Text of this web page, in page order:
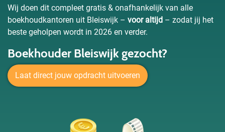
Wij doen dit compleet gratis & onafhankelijk van alle
boekhoudkantoren uit Bleiswijk – voor altijd – zodat jij het
beste geholpen wordt in 2026 en verder.
Boekhouder Bleiswijk gezocht?
Laat direct jouw opdracht uitvoeren